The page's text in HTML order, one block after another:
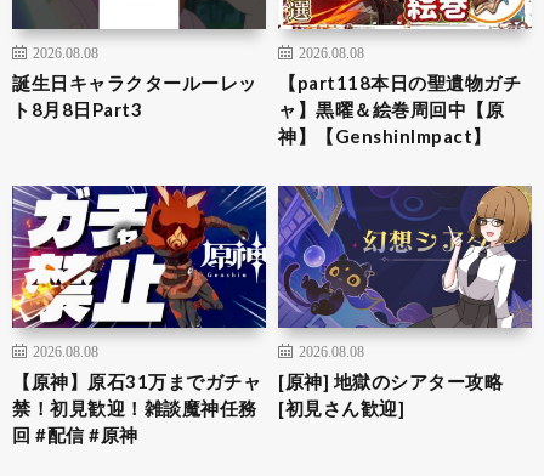
2026.08.08
誕生日キャラクタールーレッ
ト8月8日Part3
2026.08.08
【part118本日の聖遺物ガチ
ャ】黒曜＆絵巻周回中【原
神】【GenshinImpact】
2026.08.08
【原神】原石31万までガチャ
禁！初見歓迎！雑談魔神任務
回 #配信 #原神
2026.08.08
[原神] 地獄のシアター攻略
[初見さん歓迎]